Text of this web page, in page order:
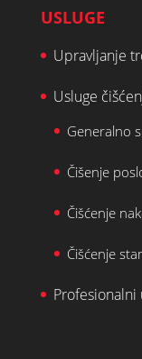
USLUGE
Upravljanje
Usluge
Generalno
Čišenje
Čišćenje
Čišćenje
Profesionalni